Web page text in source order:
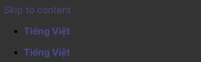
Skip to content
Tiếng Việt
Tiếng Việt